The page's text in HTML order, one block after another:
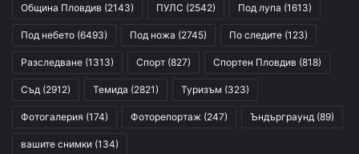
Община Пловдив (2143) ПУЛС (2542) Под лупа (1613)
Под небето (6493) Под ножа (2745) По следите (123)
Разследване (1313) Спорт (827) Спортен Пловдив (818)
Съд (2912) Темида (2821) Туризъм (323)
Фотогалерия (174) Фоторепортаж (247) Ъндърграунд (89)
вашите снимки (134)